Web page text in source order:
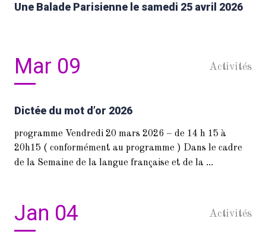
Une Balade Parisienne le samedi 25 avril 2026
Mar 09 Activités
Dictée du mot d’or 2026
programme Vendredi 20 mars 2026 – de 14 h 15 à
20h15 ( conformément au programme ) Dans le cadre
de la Semaine de la langue française et de la ...
Jan 04 Activités